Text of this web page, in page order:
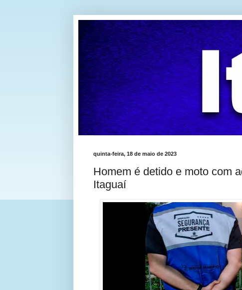
quinta-feira, 18 de maio de 2023
Homem é detido e moto com
Itaguaí